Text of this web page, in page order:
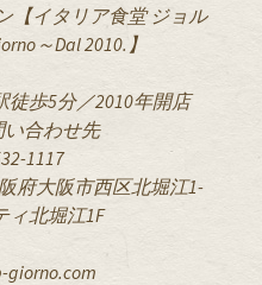
【イタリア食堂 ジョル
～Dal 2010.】
徒歩5分／2010年開店
合わせ先
1117
大阪市西区北堀江1-
ィ北堀江1F